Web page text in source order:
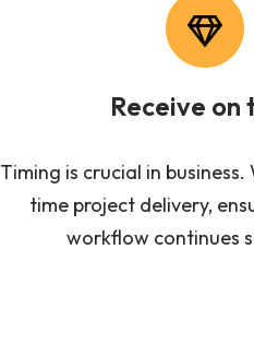
Receive on
Timing is crucial in
time project delivery,
workflow continues